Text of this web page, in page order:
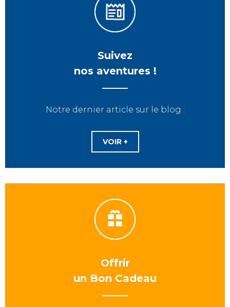
Suivez
nos aventures !
Notre dernier article sur le blog :
VOIR +
Offrir
un Bon Cadeau